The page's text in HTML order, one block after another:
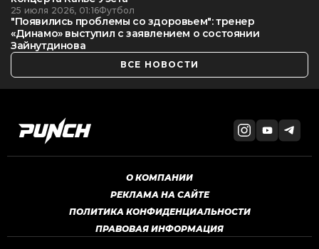
25 июля 2026, 01:16Футбол
"Появились проблемы со здоровьем": тренер
«Динамо» выступил с заявлением о состоянии
Зайнутдинова
ВСЕ НОВОСТИ
О КОМПАНИИ
РЕКЛАМА НА САЙТЕ
ПОЛИТИКА КОНФИДЕНЦИАЛЬНОСТИ
ПРАВОВАЯ ИНФОРМАЦИЯ